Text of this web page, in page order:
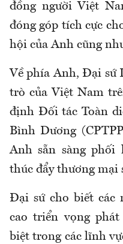
đồng người Việt
đóng góp tích cực
hội của Anh cũng
Về phía Anh, Đại sứ
trò của Việt Nam
định Đối tác Toàn
Bình Dương
Anh sẵn sàng
thúc đẩy thương mại
Đại sứ cho biết các
cao triển vọng
biệt trong các lĩnh